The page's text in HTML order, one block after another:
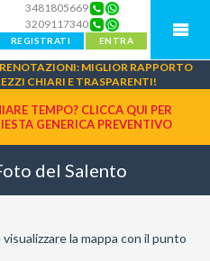
3481805669
3209117340
REGISTRATI ENTRA
MIGLIOR RAPPORTO
CHIARI E TRASPARENTI!
TEMPO? CLICCA QUI PER
GENERICA PREVENTIVO
del Salento
la mappa con il punto